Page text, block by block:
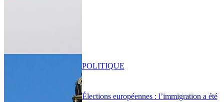
Élections européennes : l’immigration a été
POLITIQUE